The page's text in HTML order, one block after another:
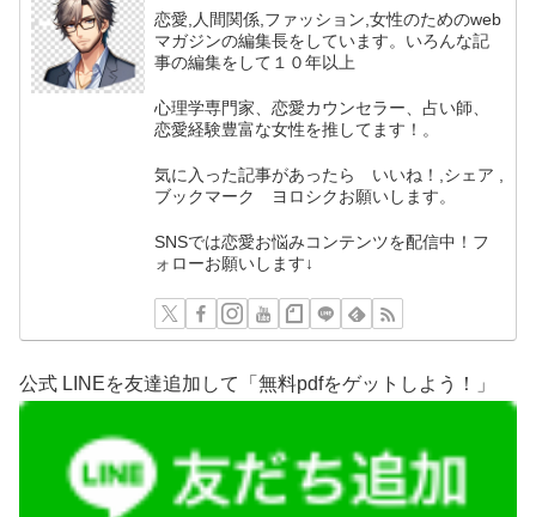
恋愛,人間関係,ファッション,女性のためのweb
マガジンの編集長をしています。いろんな記
事の編集をして１０年以上
心理学専門家、恋愛カウンセラー、占い師、
恋愛経験豊富な女性を推してます！。
気に入った記事があったら いいね！,シェア ,
ブックマーク ヨロシクお願いします。
SNSでは恋愛お悩みコンテンツを配信中！フ
ォローお願いします↓
公式 LINEを友達追加して「無料pdfをゲットしよう！」